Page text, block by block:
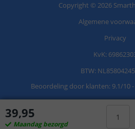
39,95
Maandag bezorgd
Copyright © 2026
Algemene
Privacy
KvK:
BTW:
Beoordeling door klanten: 9.1/10-